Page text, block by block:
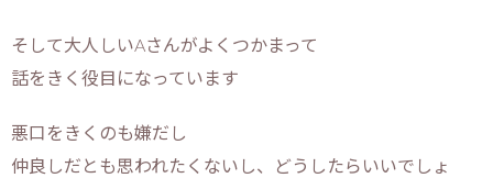
そして大人しいAさんがよくつかまって
話をきく役目になっています
悪口をきくのも嫌だし
仲良しだとも思われたくないし、どうしたらいいでしょ